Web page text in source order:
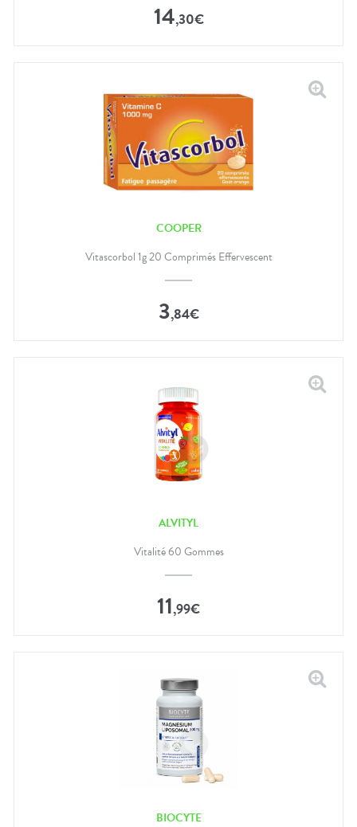
14,30€
COOPER
Vitascorbol 1g 20 Comprimés Effervescent
3,84€
ALVITYL
Vitalité 60 Gommes
11,99€
BIOCYTE